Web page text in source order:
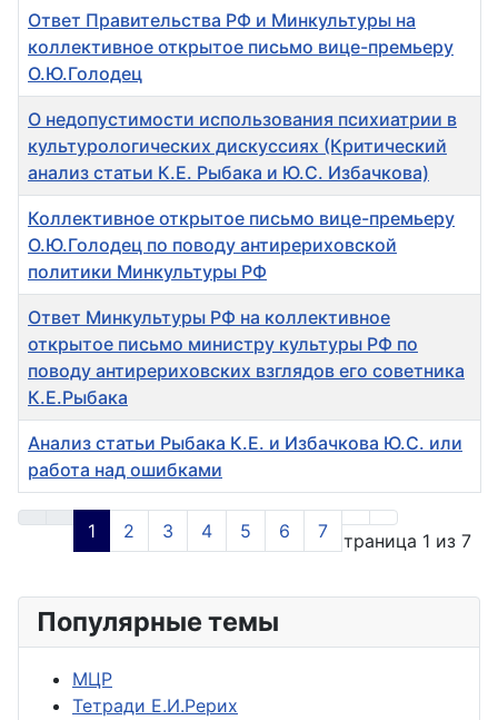
Материалы
Ответ Правительства РФ и Минкультуры на
коллективное открытое письмо вице-премьеру
О.Ю.Голодец
О недопустимости использования психиатрии в
культурологических дискуссиях (Критический
анализ статьи К.Е. Рыбака и Ю.С. Избачкова)
Коллективное открытое письмо вице-премьеру
О.Ю.Голодец по поводу антирериховской
политики Минкультуры РФ
Ответ Минкультуры РФ на коллективное
открытое письмо министру культуры РФ по
поводу антирериховских взглядов его советника
К.Е.Рыбака
Анализ статьи Рыбака К.Е. и Избачкова Ю.С. или
работа над ошибками
Страница 1 из 7
1 2 3 4 5 6 7
Популярные темы
МЦР
Тетради Е.И.Рерих